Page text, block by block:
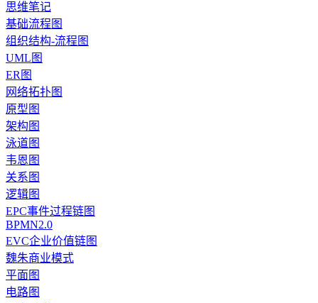
思维笔记
基础流程图
组织结构-流程图
UML图
ER图
网络拓扑图
原型图
架构图
泳道图
韦恩图
关系图
逻辑图
EPC事件过程链图
BPMN2.0
EVC企业价值链图
魏朱商业模式
平面图
电路图